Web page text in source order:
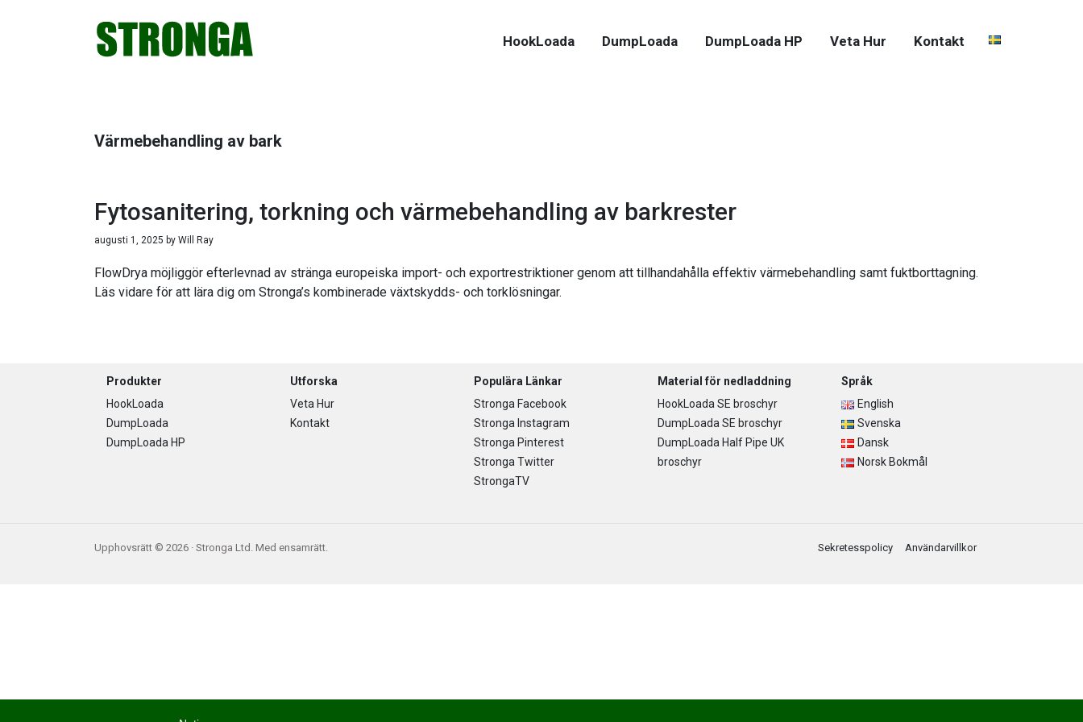
HookLoada DumpLoada DumpLoada HP Veta Hur Kontakt
Värmebehandling av bark
Fytosanitering, torkning och värmebehandling av barkrester
augusti 1, 2025 by Will Ray
FlowDrya möjliggör efterlevnad av stränga europeiska import- och exportrestriktioner genom att tillhandahålla effektiv värmebehandling samt fuktborttagning.
Läs vidare för att lära dig om Stronga’s kombinerade växtskydds- och torklösningar.
Footer
Produkter
HookLoada
DumpLoada
DumpLoada HP
Utforska
Veta Hur
Kontakt
Populära Länkar
Stronga Facebook
Stronga Instagram
Stronga Pinterest
Stronga Twitter
StrongaTV
Material för nedladdning
HookLoada SE broschyr
DumpLoada SE broschyr
DumpLoada Half Pipe UK
broschyr
Språk
English
Svenska
Dansk
Norsk Bokmål
Upphovsrätt © 2026 · Stronga Ltd. Med ensamrätt. Sekretesspolicy Användarvillkor